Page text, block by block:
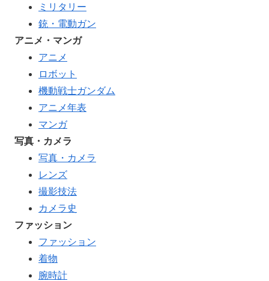
ミリタリー
銃・電動ガン
アニメ・マンガ
アニメ
ロボット
機動戦士ガンダム
アニメ年表
マンガ
写真・カメラ
写真・カメラ
レンズ
撮影技法
カメラ史
ファッション
ファッション
着物
腕時計